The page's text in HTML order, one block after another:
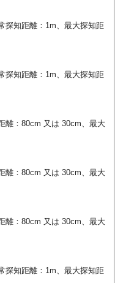
探知距離：1m、最大探知距
探知距離：1m、最大探知距
離：80cm 又は 30cm、最大
離：80cm 又は 30cm、最大
離：80cm 又は 30cm、最大
探知距離：1m、最大探知距